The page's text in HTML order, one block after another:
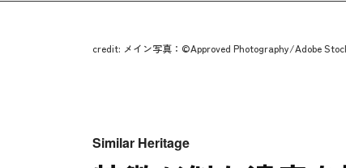
credit: メイン写真：©Approved Photography/Adobe
Similar Heritage